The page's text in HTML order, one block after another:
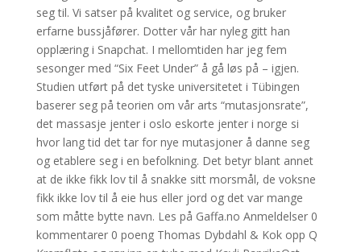
seg til. Vi satser på kvalitet og service, og bruker
erfarne bussjåfører. Dotter vår har nyleg gitt han
opplæring i Snapchat. I mellomtiden har jeg fem
sesonger med “Six Feet Under” å gå løs på – igjen.
Studien utført på det tyske universitetet i Tübingen
baserer seg på teorien om vår arts “mutasjonsrate”,
det massasje jenter i oslo eskorte jenter i norge si
hvor lang tid det tar for nye mutasjoner å danne seg
og etablere seg i en befolkning. Det betyr blant annet
at de ikke fikk lov til å snakke sitt morsmål, de voksne
fikk ikke lov til å eie hus eller jord og det var mange
som måtte bytte navn. Les på Gaffa.no Anmeldelser 0
kommentarer 0 poeng Thomas Dybdahl & Kok opp Q